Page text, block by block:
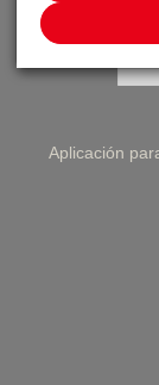
Aplicación